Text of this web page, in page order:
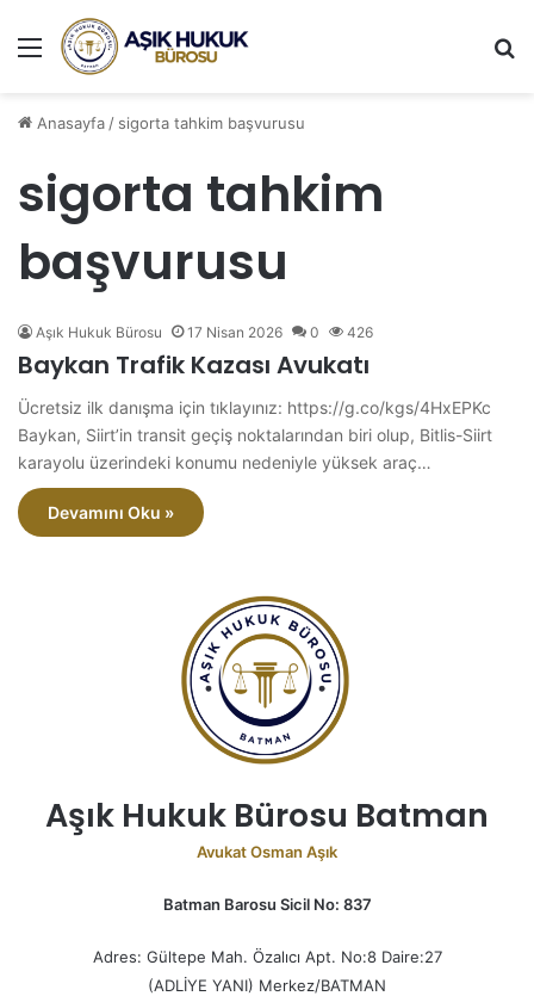
Menü
Anasayfa/ sigorta tahkim başvurusu
sigorta tahkim
başvurusu
Aşık Hukuk Bürosu 17 Nisan 2026 0 426
Baykan Trafik Kazası Avukatı
Ücretsiz ilk danışma için tıklayınız: https://g.co/kgs/4HxEPKc
Baykan, Siirt’in transit geçiş noktalarından biri olup, Bitlis-Siirt
karayolu üzerindeki konumu nedeniyle yüksek araç…
Devamını Oku »
Aşık Hukuk Bürosu Batman
Avukat Osman Aşık
Batman Barosu Sicil No: 837
Adres: Gültepe Mah. Özalıcı Apt. No:8 Daire:27
(ADLİYE YANI) Merkez/BATMAN